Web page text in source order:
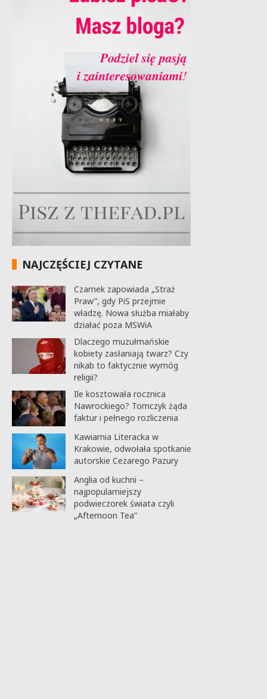
NAJCZĘŚCIEJ CZYTANE
Czarnek zapowiada „Straż
Praw”, gdy PiS przejmie
władzę. Nowa służba miałaby
działać poza MSWiA
Dlaczego muzułmańskie
kobiety zasłaniają twarz? Czy
nikab to faktycznie wymóg
religii?
Ile kosztowała rocznica
Nawrockiego? Tomczyk żąda
faktur i pełnego rozliczenia
Kawiarnia Literacka w
Krakowie, odwołała spotkanie
autorskie Cezarego Pazury
Anglia od kuchni –
najpopularniejszy
podwieczorek świata czyli
„Afternoon Tea”